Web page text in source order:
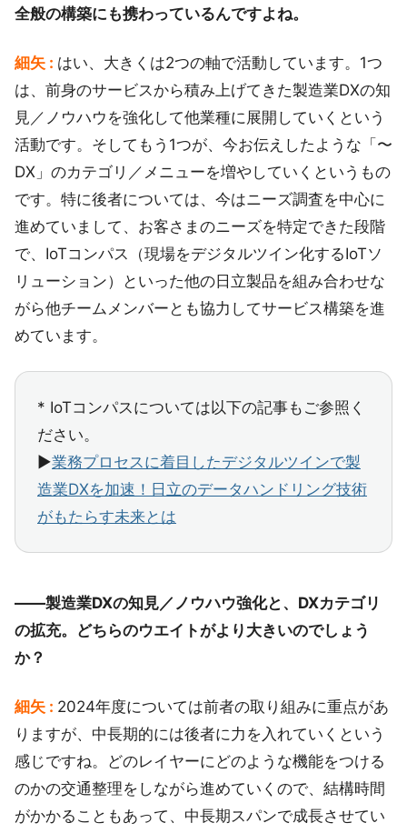
全般の構築にも携わっているんですよね。
細矢 : はい、大きくは2つの軸で活動しています。1つ
は、前身のサービスから積み上げてきた製造業DXの知
見／ノウハウを強化して他業種に展開していくという
活動です。そしてもう1つが、今お伝えしたような「〜
DX」のカテゴリ／メニューを増やしていくというもの
です。特に後者については、今はニーズ調査を中心に
進めていまして、お客さまのニーズを特定できた段階
で、IoTコンパス（現場をデジタルツイン化するIoTソ
リューション）といった他の日立製品を組み合わせな
がら他チームメンバーとも協力してサービス構築を進
めています。
* IoTコンパスについては以下の記事もご参照く
ださい。
▶︎業務プロセスに着目したデジタルツインで製
造業DXを加速！日立のデータハンドリング技術
がもたらす未来とは
――製造業DXの知見／ノウハウ強化と、DXカテゴリ
の拡充。どちらのウエイトがより大きいのでしょう
か？
細矢 : 2024年度については前者の取り組みに重点があ
りますが、中長期的には後者に力を入れていくという
感じですね。どのレイヤーにどのような機能をつける
のかの交通整理をしながら進めていくので、結構時間
がかかることもあって、中長期スパンで成長させてい